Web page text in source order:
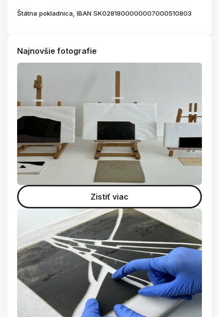
Štátna pokladnica, IBAN SK0281800000007000510803
Najnovšie fotografie
Zistiť viac